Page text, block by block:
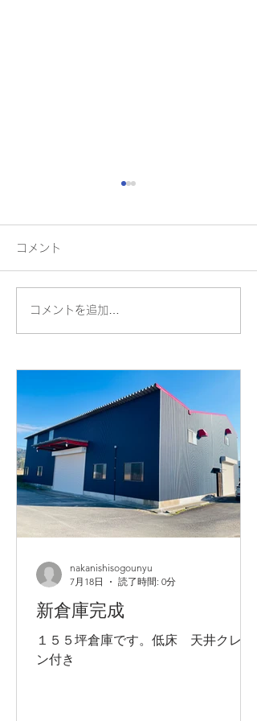
業務用冷蔵庫完成！！１
コメント
コメントを追加…
新倉庫完成
１５５坪倉庫です。低床 天井クレー
ン付き
nakanishisogounyu
7月18日
読了時間: 0分